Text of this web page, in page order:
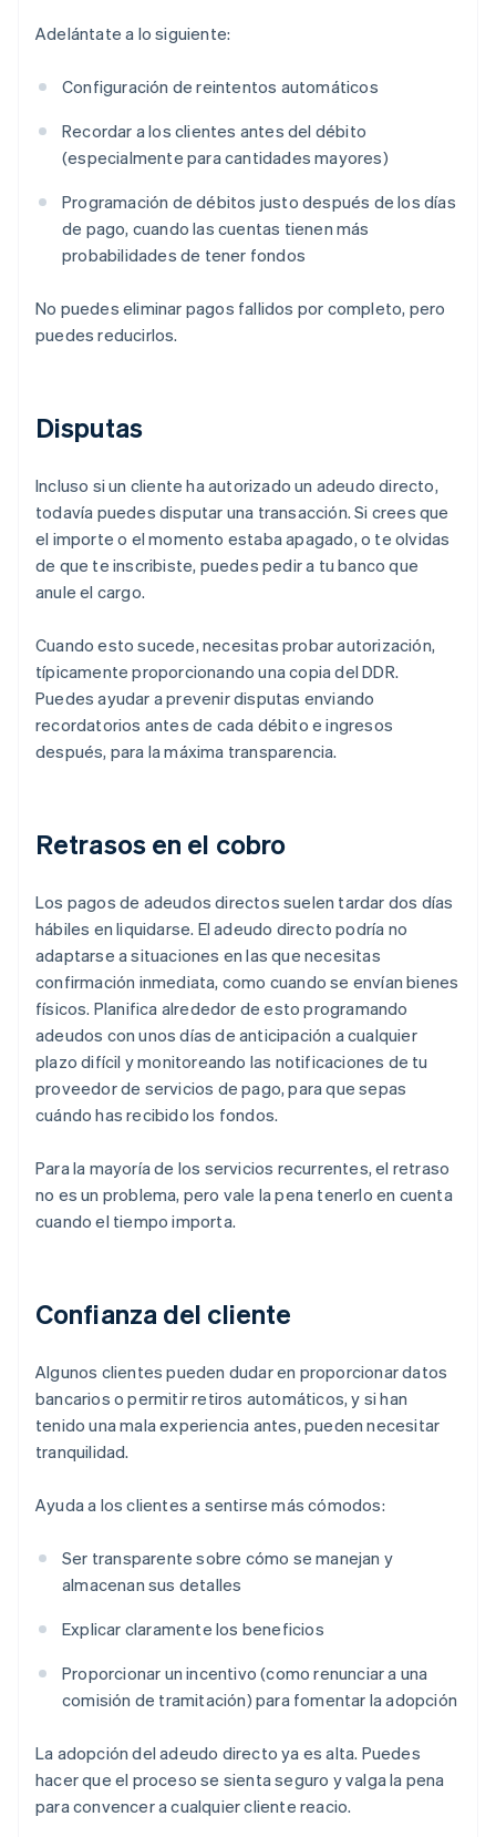
Adelántate a lo siguiente:
Configuración de reintentos automáticos
Recordar a los clientes antes del débito
(especialmente para cantidades mayores)
Programación de débitos justo después de los días
de pago, cuando las cuentas tienen más
probabilidades de tener fondos
No puedes eliminar pagos fallidos por completo, pero
puedes reducirlos.
Disputas
Incluso si un cliente ha autorizado un adeudo directo,
todavía puedes disputar una transacción. Si crees que
el importe o el momento estaba apagado, o te olvidas
de que te inscribiste, puedes pedir a tu banco que
anule el cargo.
Cuando esto sucede, necesitas probar autorización,
típicamente proporcionando una copia del DDR.
Puedes ayudar a prevenir disputas enviando
recordatorios antes de cada débito e ingresos
después, para la máxima transparencia.
Retrasos en el cobro
Los pagos de adeudos directos suelen tardar dos días
hábiles en liquidarse. El adeudo directo podría no
adaptarse a situaciones en las que necesitas
confirmación inmediata, como cuando se envían bienes
físicos. Planifica alrededor de esto programando
adeudos con unos días de anticipación a cualquier
plazo difícil y monitoreando las notificaciones de tu
proveedor de servicios de pago, para que sepas
cuándo has recibido los fondos.
Para la mayoría de los servicios recurrentes, el retraso
no es un problema, pero vale la pena tenerlo en cuenta
cuando el tiempo importa.
Confianza del cliente
Algunos clientes pueden dudar en proporcionar datos
bancarios o permitir retiros automáticos, y si han
tenido una mala experiencia antes, pueden necesitar
tranquilidad.
Ayuda a los clientes a sentirse más cómodos:
Ser transparente sobre cómo se manejan y
almacenan sus detalles
Explicar claramente los beneficios
Proporcionar un incentivo (como renunciar a una
comisión de tramitación) para fomentar la adopción
La adopción del adeudo directo ya es alta. Puedes
hacer que el proceso se sienta seguro y valga la pena
para convencer a cualquier cliente reacio.